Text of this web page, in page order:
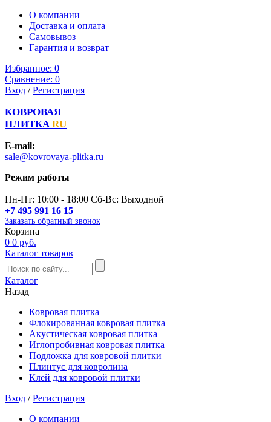
О компании
Доставка и оплата
Самовывоз
Гарантия и возврат
Избранное: 0
Сравнение: 0
Вход /Регистрация
КОВРОВАЯ
ПЛИТКА RU
E-mail:
sale@kovrovaya-plitka.ru
Режим работы
Пн-Пт: 10:00 - 18:00 Сб-Вс: Выходной
+7 495 991 16 15
Заказать обратный звонок
Корзина
0 0 руб.
Каталог товаров
Каталог
Назад
Ковровая плитка
Флокированная ковровая плитка
Акустическая ковровая плитка
Иглопробивная ковровая плитка
Подложка для ковровой плитки
Плинтус для ковролина
Клей для ковровой плитки
Вход /Регистрация
О компании